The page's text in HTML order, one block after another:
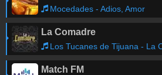
Mocedades - Adios, Amor
La Comadre
Los Tucanes de Tijuana - La
Match FM